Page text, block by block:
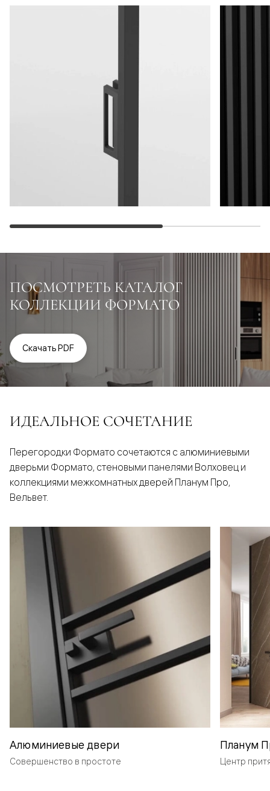
ПОСМОТРЕТЬ КАТАЛОГ
КОЛЛЕКЦИИ ФОРМАТО
Скачать PDF
ИДЕАЛЬНОЕ СОЧЕТАНИЕ
Перегородки Формато сочетаются с алюминиевыми
дверьми Формато, стеновыми панелями Волховец и
коллекциями межкомнатных дверей Планум Про,
Вельвет.
Алюминиевые двери
Совершенство в простоте
Планум
Центр